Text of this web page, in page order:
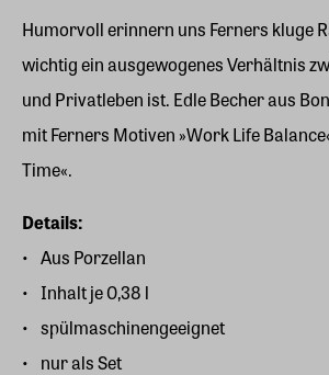
Humorvoll erinnern uns Ferners kluge
wichtig ein ausgewogenes Verhältnis
und Privatleben ist. Edle Becher aus
mit Ferners Motiven »Work Life
Time«.
Details:
Aus Porzellan
Inhalt je 0,38 l
spülmaschinengeeignet
nur als Set